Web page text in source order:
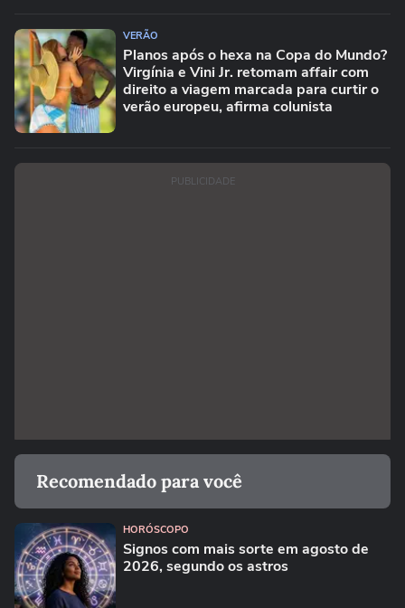
VERÃO
Planos após o hexa na Copa do Mundo?
Virgínia e Vini Jr. retomam affair com
direito a viagem marcada para curtir o
verão europeu, afirma colunista
PUBLICIDADE
Recomendado para você
HORÓSCOPO
Signos com mais sorte em agosto de
2026, segundo os astros